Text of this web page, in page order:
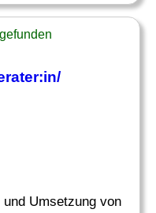
Umsetzung von